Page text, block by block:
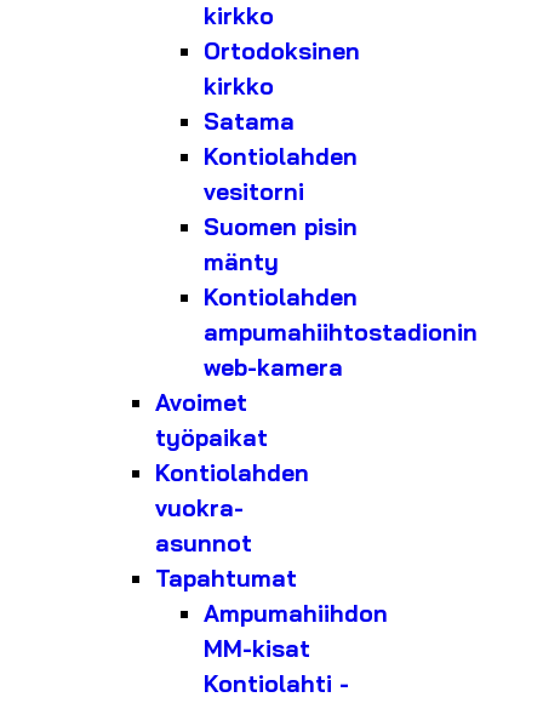
kirkko
Ortodoksinen
kirkko
Satama
Kontiolahden
vesitorni
Suomen pisin
mänty
Kontiolahden
ampumahiihtostadionin
web-kamera
Avoimet
työpaikat
Kontiolahden
vuokra-
asunnot
Tapahtumat
Ampumahiihdon
MM-kisat
Kontiolahti -